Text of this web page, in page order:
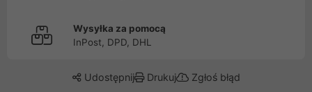
Wysyłka za pomocą
InPost, DPD, DHL
Udostępnij Drukuj Zgłoś błąd